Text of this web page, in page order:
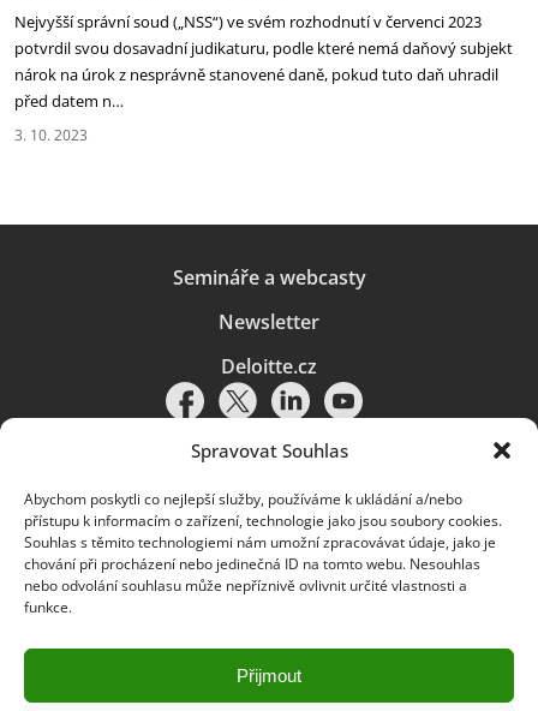
Spravovat Souhlas
Abychom poskytli co nejlepší služby, používáme k ukládání a/nebo
přístupu k informacím o zařízení, technologie jako jsou soubory cookies.
Souhlas s těmito technologiemi nám umožní zpracovávat údaje, jako je
chování při procházení nebo jedinečná ID na tomto webu. Nesouhlas
nebo odvolání souhlasu může nepříznivě ovlivnit určité vlastnosti a
funkce.
Přijmout
Nejvyšší správní soud („NSS“) ve svém rozhodnutí v červenci 2023
potvrdil svou dosavadní judikaturu, podle které nemá daňový subjekt
nárok na úrok z nesprávně stanovené daně, pokud tuto daň uhradil
před datem n…
3. 10. 2023
Semináře a webcasty
Newsletter
Deloitte.cz
Pravidla používání|Ochrana osobních údajů|Soubory cookies |
Deloitte.cz
© 2026. Více informací najdete vPravidlech používání.
Deloitte označuje jednu či více společností globální sítě členských
a přidružené subjekty (souhrnně „organizace Deloitte“). Společnost DTTL
(rovněž označovaná jako „Deloitte Global“) a každá z jejích členských
společností a jejich přidružených subjektů je samostatným a nezávislým
právním subjektem, který není oprávněn zavazovat nebo přijímat závazky